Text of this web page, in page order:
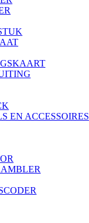
EN ACCESSOIRES